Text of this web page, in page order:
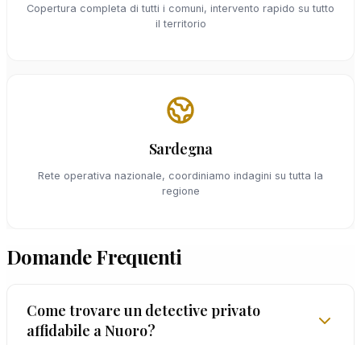
Copertura completa di tutti i comuni, intervento rapido su tutto
il territorio
Sardegna
Rete operativa nazionale, coordiniamo indagini su tutta la
regione
Domande Frequenti
Come trovare un detective privato
affidabile a Nuoro?